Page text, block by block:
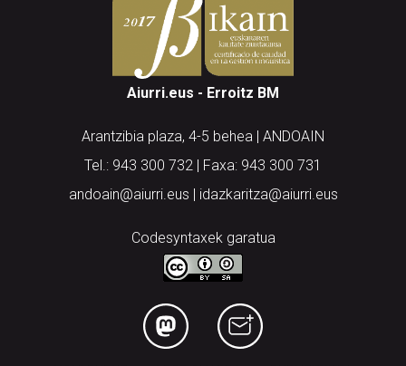
Aiurri.eus - Erroitz BM
Arantzibia plaza, 4-5 behea | ANDOAIN
Tel.: 943 300 732 | Faxa: 943 300 731
andoain@aiurri.eus | idazkaritza@aiurri.eus
Codesyntaxek garatua